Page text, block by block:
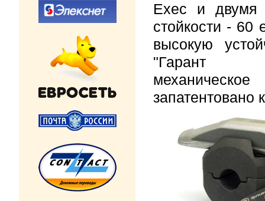
Exec и двумя
стойкости - 60
высокую
запатентовано